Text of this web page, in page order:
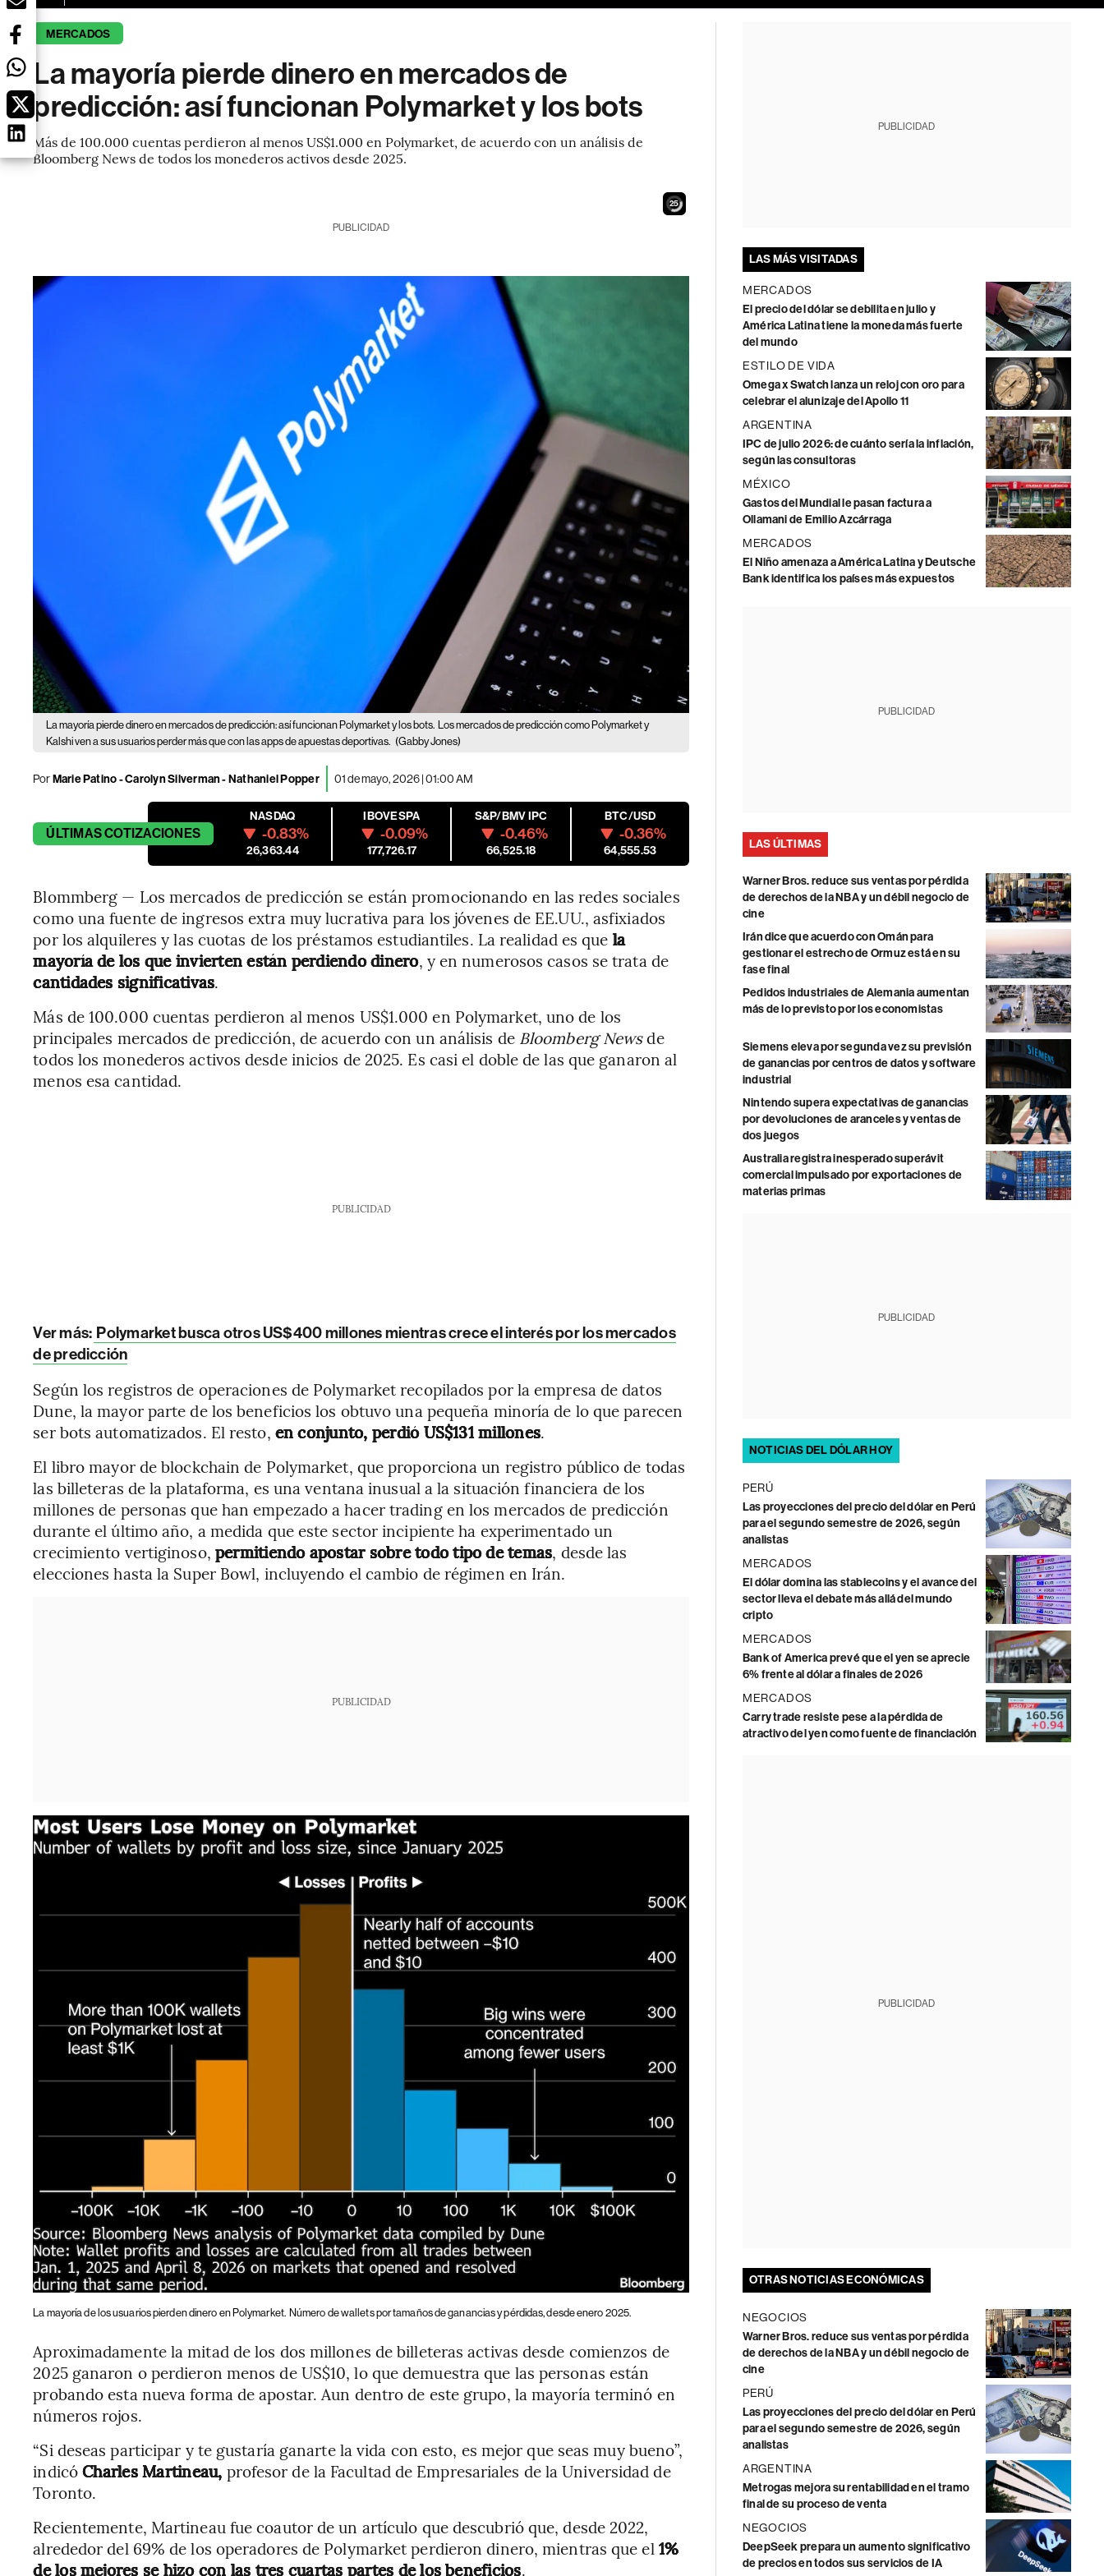
MERCADOS
La mayoría pierde dinero en mercados de
predicción: así funcionan Polymarket y los bots
Más de 100.000 cuentas perdieron al menos US$1.000 en Polymarket, de acuerdo con un análisis de
Bloomberg News de todos los monederos activos desde 2025.
24
PUBLICIDAD
La mayoría pierde dinero en mercados de predicción: así funcionan Polymarket y los bots. Los mercados de predicción como Polymarket y
Kalshi ven a sus usuarios perder más que con las apps de apuestas deportivas. (Gabby Jones)
PorMarie Patino - Carolyn Silverman - Nathaniel Popper 01 de mayo, 2026 | 01:00 AM
ÚLTIMASCOTIZACIONES
NASDAQ
-0.83%
26,363.44
IBOVESPA
-0.09%
177,726.17
S&P/BMV IPC
-0.46%
66,525.18
BTC/USD
-0.36%
64,555.53
Blommberg — Los mercados de predicción se están promocionando en las redes sociales
como una fuente de ingresos extra muy lucrativa para los jóvenes de EE.UU., asfixiados
por los alquileres y las cuotas de los préstamos estudiantiles. La realidad es que la
mayoría de los que invierten están perdiendo dinero, y en numerosos casos se trata de
cantidades significativas.
Más de 100.000 cuentas perdieron al menos US$1.000 en Polymarket, uno de los
principales mercados de predicción, de acuerdo con un análisis de Bloomberg Newsde
todos los monederos activos desde inicios de 2025. Es casi el doble de las que ganaron al
menos esa cantidad.
PUBLICIDAD
Ver más: Polymarket busca otros US$400 millones mientras crece el interés por los mercados
de predicción
Según los registros de operaciones de Polymarket recopilados por la empresa de datos
Dune, la mayor parte de los beneficios los obtuvo una pequeña minoría de lo que parecen
ser bots automatizados. El resto, en conjunto, perdió US$131 millones.
El libro mayor de blockchain de Polymarket, que proporciona un registro público de todas
las billeteras de la plataforma, es una ventana inusual a la situación financiera de los
millones de personas que han empezado a hacer trading en los mercados de predicción
durante el último año, a medida que este sector incipiente ha experimentado un
crecimiento vertiginoso, permitiendo apostar sobre todo tipo de temas, desde las
elecciones hasta la Super Bowl, incluyendo el cambio de régimen en Irán.
PUBLICIDAD
La mayoría de los usuarios pierden dinero en Polymarket. Número de wallets por tamaños de ganancias y pérdidas, desde enero 2025.
Aproximadamente la mitad de los dos millones de billeteras activas desde comienzos de
2025 ganaron o perdieron menos de US$10, lo que demuestra que las personas están
probando esta nueva forma de apostar. Aun dentro de este grupo, la mayoría terminó en
números rojos.
“Si deseas participar y te gustaría ganarte la vida con esto, es mejor que seas muy bueno”,
indicóCharles Martineau, profesor de la Facultad de Empresariales de la Universidad de
Toronto.
Recientemente, Martineau fue coautor de un artículo que descubrió que, desde 2022,
alrededor del 69% de los operadores de Polymarket perdieron dinero, mientras que el 1%
de los mejores se hizo con las tres cuartas partes de los beneficios.
PUBLICIDAD
LAS MÁS VISITADAS
MERCADOS
El precio del dólar se debilita en julio y
América Latina tiene la moneda más fuerte
del mundo
ESTILO DE VIDA
Omega x Swatch lanza un reloj con oro para
celebrar el alunizaje del Apollo 11
ARGENTINA
IPC de julio 2026: de cuánto sería la inflación,
según las consultoras
MÉXICO
Gastos del Mundial le pasan factura a
Ollamani de Emilio Azcárraga
MERCADOS
El Niño amenaza a América Latina y Deutsche
Bank identifica los países más expuestos
PUBLICIDAD
LAS ÚLTIMAS
Warner Bros. reduce sus ventas por pérdida
de derechos de la NBA y un débil negocio de
cine
Irán dice que acuerdo con Omán para
gestionar el estrecho de Ormuz está en su
fase final
Pedidos industriales de Alemania aumentan
más de lo previsto por los economistas
Siemens eleva por segunda vez su previsión
de ganancias por centros de datos y software
industrial
Nintendo supera expectativas de ganancias
por devoluciones de aranceles y ventas de
dos juegos
Australia registra inesperado superávit
comercial impulsado por exportaciones de
materias primas
PUBLICIDAD
NOTICIAS DEL DÓLAR HOY
PERÚ
Las proyecciones del precio del dólar en Perú
para el segundo semestre de 2026, según
analistas
MERCADOS
El dólar domina las stablecoins y el avance del
sector lleva el debate más allá del mundo
cripto
MERCADOS
Bank of America prevé que el yen se aprecie
6% frente al dólar a finales de 2026
MERCADOS
Carry trade resiste pese a la pérdida de
atractivo del yen como fuente de financiación
PUBLICIDAD
OTRAS NOTICIAS ECONÓMICAS
NEGOCIOS
Warner Bros. reduce sus ventas por pérdida
de derechos de la NBA y un débil negocio de
cine
PERÚ
Las proyecciones del precio del dólar en Perú
para el segundo semestre de 2026, según
analistas
ARGENTINA
Metrogas mejora su rentabilidad en el tramo
final de su proceso de venta
NEGOCIOS
DeepSeek prepara un aumento significativo
de precios en todos sus servicios de IA